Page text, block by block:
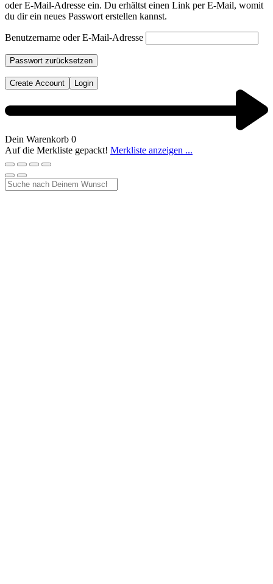
oder E-Mail-Adresse ein. Du erhältst einen Link per E-Mail, womit
du dir ein neues Passwort erstellen kannst.
Benutzername oder E-Mail-Adresse
Passwort zurücksetzen
Create Account Login
Dein Warenkorb 0
Auf die Merkliste gepackt! Merkliste anzeigen ...